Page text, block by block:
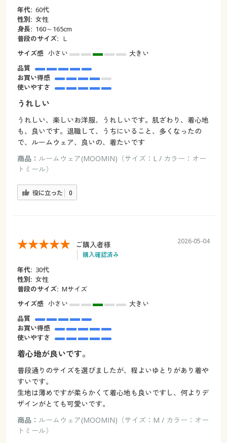
年代: 60代
性別: 女性
身長: 160～165cm
普段のサイズ: Ｌ
サイズ感 小さい
大きい
品質
お買い得感
使いやすさ
うれしい
うれしい、楽しいお洋服、うれしいです。肌ざわり、着心地
も、良いです。退職して、うちにいること、多くなったの
で、ルームウェア、良いの、着たいです
商品： ルームウェア(MOOMIN)（サイズ：L / カラー：オー
トミール）
役に立った 0
ご購入者様
購入確認済み
2026-05-04
年代: 30代
性別: 女性
普段のサイズ: Mサイズ
サイズ感 小さい
大きい
品質
お買い得感
使いやすさ
着心地が良いです。
普段通りのサイズを選びましたが、程よいゆとりがあり着や
すいです。
生地は薄めですが柔らかくて着心地も良いですし、何よりデ
ザインがとても可愛いです。
商品： ルームウェア(MOOMIN)（サイズ：M / カラー：オー
トミール）